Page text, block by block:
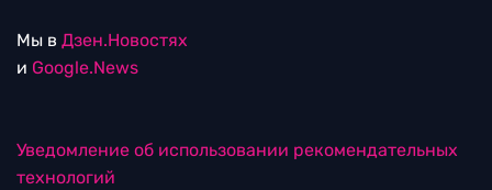
Мы в Дзен.Новостях
и Google.News
Уведомление об использовании рекомендательных
технологий